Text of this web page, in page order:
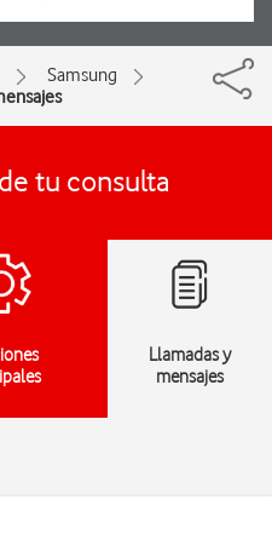
Samsung
tu consulta
Llamadas y
mensajes